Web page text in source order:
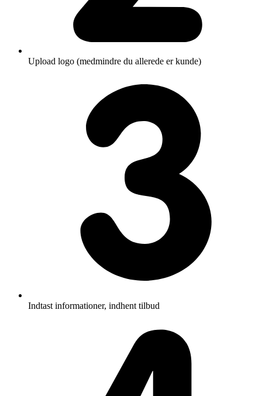
Upload logo (medmindre du allerede er kunde)
Indtast informationer, indhent tilbud